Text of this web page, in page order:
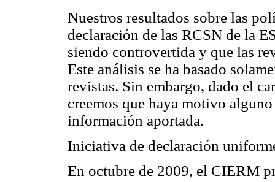
Nuestros resultados sobre las
declaración de las RCSN de la
siendo controvertida y que las
Este análisis se ha basado
revistas. Sin embargo, dado el
creemos que haya motivo
información aportada.
Iniciativa de declaración
En octubre de 2009, el CIERM